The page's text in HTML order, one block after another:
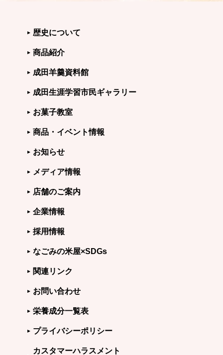
歴史について
商品紹介
成田羊羹資料館
成田生涯学習市民ギャラリー
お菓子教室
商品・イベント情報
お知らせ
メディア情報
店舗のご案内
企業情報
採用情報
なごみの米屋×SDGs
関連リンク
お問い合わせ
栄養成分一覧表
プライバシーポリシー
カスタマーハラスメント